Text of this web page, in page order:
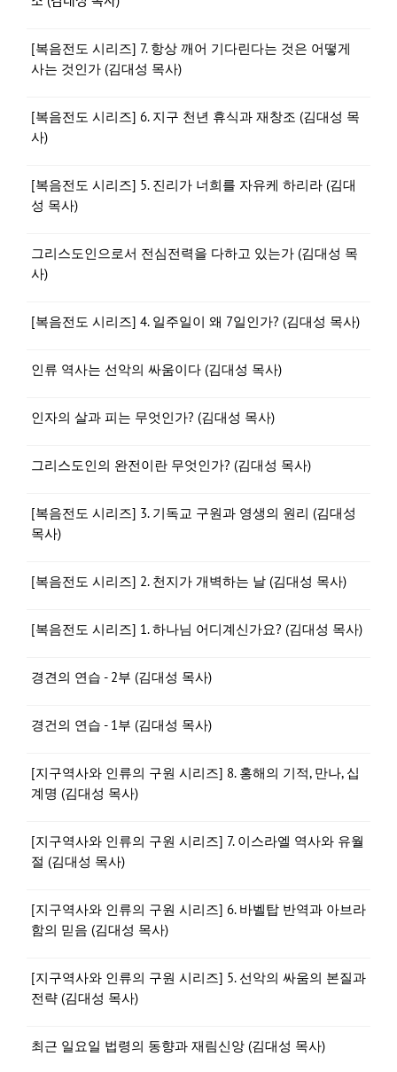
[복음전도 시리즈] 7. 항상 깨어 기다린다는 것은 어떻게
사는 것인가 (김대성 목사)
[복음전도 시리즈] 6. 지구 천년 휴식과 재창조 (김대성 목
사)
[복음전도 시리즈] 5. 진리가 너희를 자유케 하리라 (김대
성 목사)
그리스도인으로서 전심전력을 다하고 있는가 (김대성 목
사)
[복음전도 시리즈] 4. 일주일이 왜 7일인가? (김대성 목사)
인류 역사는 선악의 싸움이다 (김대성 목사)
인자의 살과 피는 무엇인가? (김대성 목사)
그리스도인의 완전이란 무엇인가? (김대성 목사)
[복음전도 시리즈] 3. 기독교 구원과 영생의 원리 (김대성
목사)
[복음전도 시리즈] 2. 천지가 개벽하는 날 (김대성 목사)
[복음전도 시리즈] 1. 하나님 어디계신가요? (김대성 목사)
경견의 연습 - 2부 (김대성 목사)
경건의 연습 - 1부 (김대성 목사)
[지구역사와 인류의 구원 시리즈] 8. 홍해의 기적, 만나, 십
계명 (김대성 목사)
[지구역사와 인류의 구원 시리즈] 7. 이스라엘 역사와 유월
절 (김대성 목사)
[지구역사와 인류의 구원 시리즈] 6. 바벨탑 반역과 아브라
함의 믿음 (김대성 목사)
[지구역사와 인류의 구원 시리즈] 5. 선악의 싸움의 본질과
전략 (김대성 목사)
최근 일요일 법령의 동향과 재림신앙 (김대성 목사)